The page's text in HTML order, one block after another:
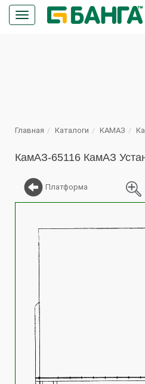
Кнопка
меню
Главная Каталоги КАМАЗ
КамАЗ-65116 КамАЗ
Платформа